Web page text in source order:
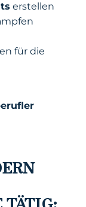
erstellen
für die